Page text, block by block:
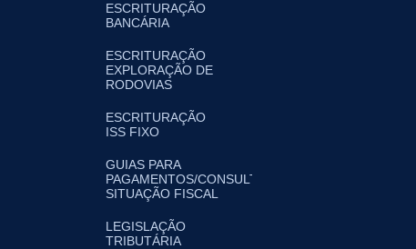
ESCRITURAÇÃO
BANCÁRIA
ESCRITURAÇÃO
EXPLORAÇÃO DE
RODOVIAS
ESCRITURAÇÃO
ISS FIXO
GUIAS PARA
PAGAMENTOS/CONSULTA
SITUAÇÃO FISCAL
LEGISLAÇÃO
TRIBUTÁRIA